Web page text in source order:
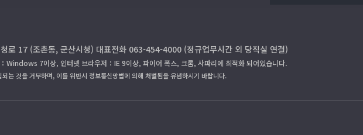
로 17 (조촌동, 군산시청) 대표전화 063-454-4000 (정규업무시간 외 당직실 연결)
Windows 7이상, 인터넷 브라우저：IE 9이상, 파이어 폭스, 크롬, 사파리에 최적화 되어있습니다.
는 것을 거부하며, 이를 위반시 정보통신망법에 의해 처벌됨을 유념하시기 바랍니다.